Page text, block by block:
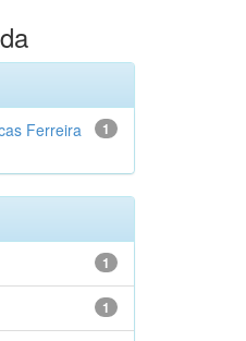
1
Ferreira
1
1